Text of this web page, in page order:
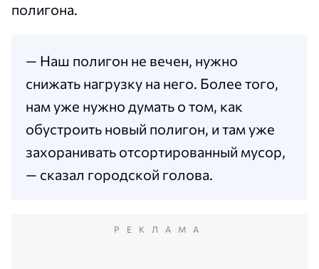
полигона.
— Наш полигон не вечен, нужно
снижать нагрузку на него. Более того,
нам уже нужно думать о том, как
обустроить новый полигон, и там уже
захоранивать отсортированный мусор,
— сказал городской голова.
РЕКЛАМА